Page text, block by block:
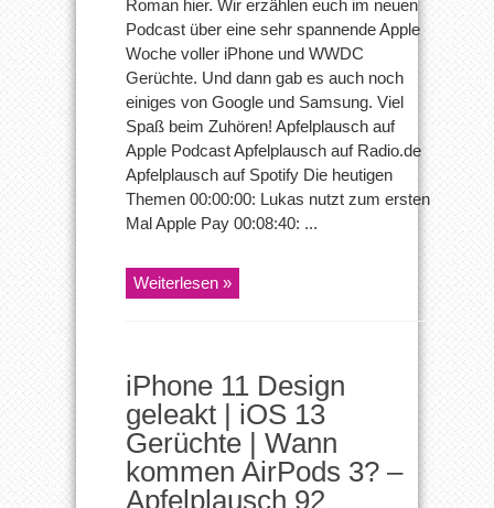
Roman hier. Wir erzählen euch im neuen
Podcast über eine sehr spannende Apple
Woche voller iPhone und WWDC
Gerüchte. Und dann gab es auch noch
einiges von Google und Samsung. Viel
Spaß beim Zuhören! Apfelplausch auf
Apple Podcast Apfelplausch auf Radio.de
Apfelplausch auf Spotify Die heutigen
Themen 00:00:00: Lukas nutzt zum ersten
Mal Apple Pay 00:08:40: ...
Weiterlesen »
iPhone 11 Design
geleakt | iOS 13
Gerüchte | Wann
kommen AirPods 3? –
Apfelplausch 92